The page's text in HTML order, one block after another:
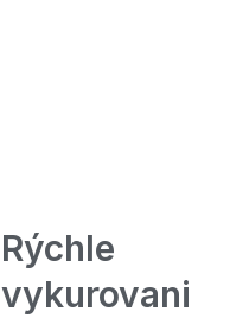
Rýchle
vykurovani